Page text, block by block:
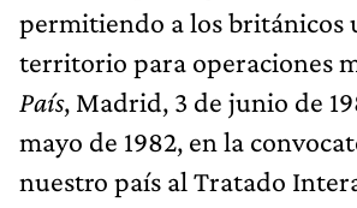
permitiendo a los británicos
territorio para operaciones
País, Madrid, 3 de junio de
mayo de 1982, en la
nuestro país al Tratado